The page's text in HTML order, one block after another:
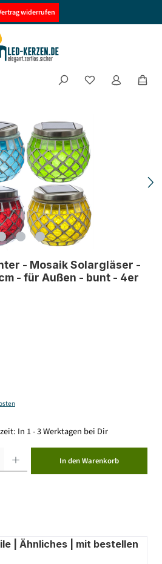
widerrufen
- Mosaik Solargläser -
- für Außen - bunt - 4er
In 1 - 3 Werktagen bei Dir
In den Warenkorb
| Ähnliches | mit bestellen